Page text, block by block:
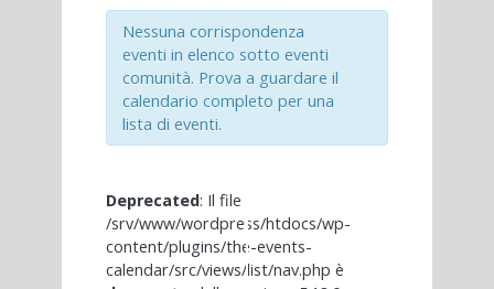
Nessuna corrispondenza
eventi in elenco sotto eventi
comunità. Prova a guardare il
calendario completo per una
lista di eventi.
Deprecated: Il file
/srv/www/wordpress/htdocs/wp-
content/plugins/the-events-
calendar/src/views/list/nav.php è